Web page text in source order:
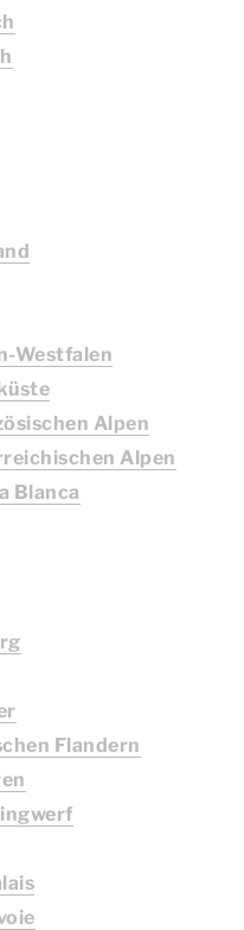
Westfalen
Alpen
Alpen
Blanca
Flandern